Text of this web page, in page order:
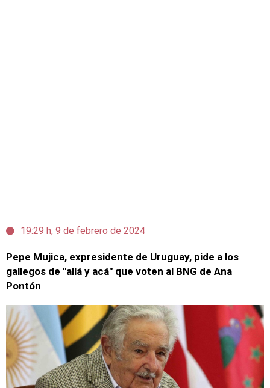
19:29 h, 9 de febrero de 2024
Pepe Mujica, expresidente de Uruguay, pide a los
gallegos de "allá y acá" que voten al BNG de Ana
Pontón